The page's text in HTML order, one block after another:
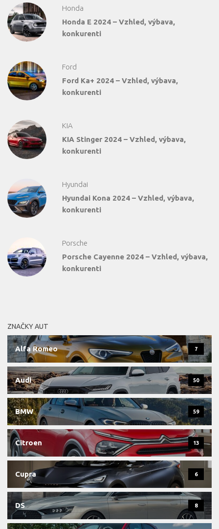
Honda
Honda E 2024 – Vzhled, výbava,
konkurenti
Ford
Ford Ka+ 2024 – Vzhled, výbava,
konkurenti
KIA
KIA Stinger 2024 – Vzhled, výbava,
konkurenti
Hyundai
Hyundai Kona 2024 – Vzhled, výbava,
konkurenti
Porsche
Porsche Cayenne 2024 – Vzhled, výbava,
konkurenti
ZNAČKY AUT
Alfa Romeo 7
Audi 50
BMW 59
Citroen 13
Cupra 6
DS 8